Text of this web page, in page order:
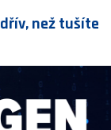
než tušíte